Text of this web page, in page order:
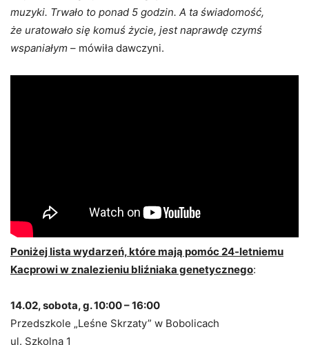
muzyki. Trwało to ponad 5 godzin. A ta świadomość,
że uratowało się komuś życie, jest naprawdę czymś
wspaniałym – mówiła dawczyni.
Poniżej lista wydarzeń, które mają pomóc 24-letniemu
Kacprowi w znalezieniu bliźniaka genetycznego:
14.02, sobota, g. 10:00 – 16:00
Przedszkole „Leśne Skrzaty” w Bobolicach
ul. Szkolna 1